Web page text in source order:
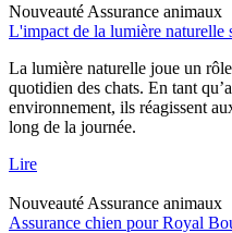
Nouveauté Assurance animaux
L'impact de la lumière naturelle
La lumière naturelle joue un
quotidien des chats. En tant
environnement, ils réagissent
long de la journée.
Lire
Nouveauté Assurance animaux
Assurance chien pour Royal